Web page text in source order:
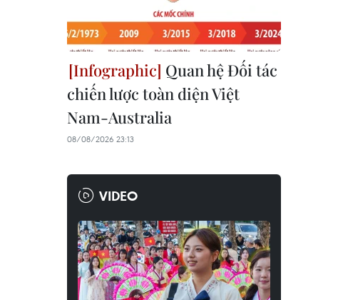
Quan hệ Đối tác
chiến lược toàn diện Việt
Nam-Australia
08/08/2026 23:13
VIDEO